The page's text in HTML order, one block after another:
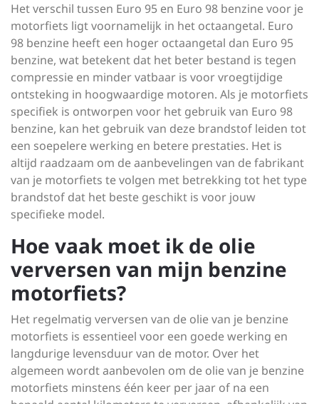
Het verschil tussen Euro 95 en Euro 98 benzine voor je
motorfiets ligt voornamelijk in het octaangetal. Euro
98 benzine heeft een hoger octaangetal dan Euro 95
benzine, wat betekent dat het beter bestand is tegen
compressie en minder vatbaar is voor vroegtijdige
ontsteking in hoogwaardige motoren. Als je motorfiets
specifiek is ontworpen voor het gebruik van Euro 98
benzine, kan het gebruik van deze brandstof leiden tot
een soepelere werking en betere prestaties. Het is
altijd raadzaam om de aanbevelingen van de fabrikant
van je motorfiets te volgen met betrekking tot het type
brandstof dat het beste geschikt is voor jouw
specifieke model.
Hoe vaak moet ik de olie
verversen van mijn benzine
motorfiets?
Het regelmatig verversen van de olie van je benzine
motorfiets is essentieel voor een goede werking en
langdurige levensduur van de motor. Over het
algemeen wordt aanbevolen om de olie van je benzine
motorfiets minstens één keer per jaar of na een